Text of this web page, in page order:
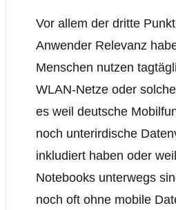
Vor allem der dritte
Anwender Relevanz
Menschen nutzen
WLAN-Netze oder
es weil deutsche
noch unterirdische
inkludiert haben oder
Notebooks unterwegs
noch oft ohne mobile